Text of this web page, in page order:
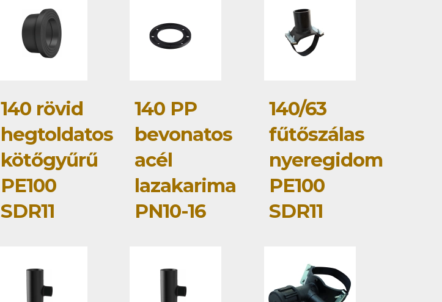
140 rövid
hegtoldatos
kötőgyűrű
PE100
SDR11
140 PP
bevonatos
acél
lazakarima
PN10-16
140/63
fűtőszálas
nyeregidom
PE100
SDR11